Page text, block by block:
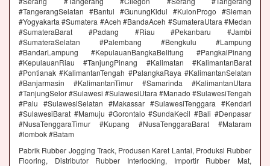
#TangerangSelatan #Bantul #GunungKidul #KulonProgo #Sleman
#Yogyakarta #Sumatera #Aceh #BandaAceh #SumateraUtara #Medan
#SumateraBarat #Padang #Riau #Pekanbaru #Jambi
#SumateraSelatan #Palembang #Bengkulu #Lampung
#BandarLampung #KepulauanBangkaBelitung #PangkalPinang
#KepulauanRiau #TanjungPinang #Kalimatan #KalimantanBarat
#Pontianak #KalimantanTengah #PalangkaRaya #KalimantanSelatan
#Banjarmasin #KalimantanTimur #Samarinda #KalimantanUtara
#TanjungSelor #Sulawesi #SulawesiUtara #Manado #SulawesiTengah
#Palu #SulawesiSelatan #Makassar #SulawesiTenggara #Kendari
#SulawesiBarat #Mamuju #Gorontalo #SundaKecil #Bali #Denpasar
#NusaTenggaraTimur #Kupang #NusaTenggaraBarat #Mataram
#lombok #Batam
Pabrik Rubber Jogging Track, Produsen Karet Lantai, Produksi Rubber
Flooring, Distributor Rubber Interlocking, Importir Rubber Mat,